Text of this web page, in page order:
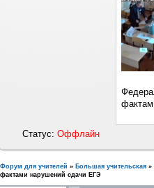
Статус:Оффлайн
Форум для учителей » Большая учительская »
фактами нарушений сдачи ЕГЭ